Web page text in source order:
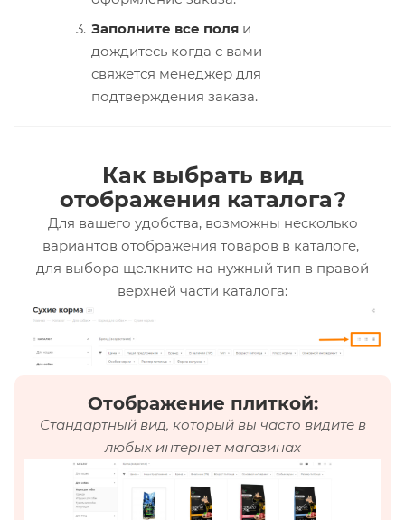
Заполните все поля и
дождитесь когда с вами
свяжется менеджер для
подтверждения заказа.
Как выбрать вид
отображения каталога?
Для вашего удобства, возможны несколько
вариантов отображения товаров в каталоге,
для выбора щелкните на нужный тип в правой
верхней части каталога:
Отображение плиткой:
Стандартный вид, который вы часто видите в
любых интернет магазинах